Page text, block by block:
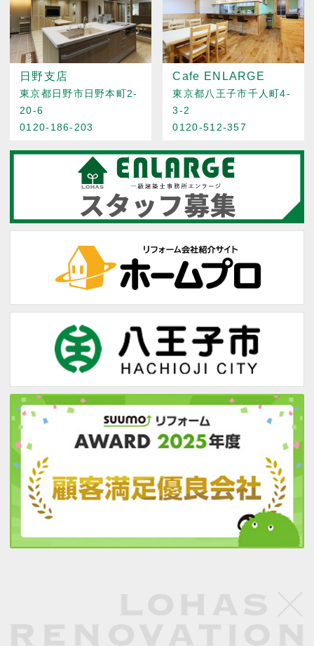
日野支店
東京都日野市日野本町2-
20-6
0120-186-203
Cafe ENLARGE
東京都八王子市千人町4-
3-2
0120-512-357